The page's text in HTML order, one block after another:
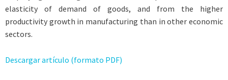
elasticity of demand of goods, and from the higher
productivity growth in manufacturing than in other economic
sectors.
Descargar artículo (formato PDF)